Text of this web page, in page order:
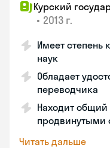
Курский
• 2013 г.
Имеет степень
наук
Обладает
переводчика
Находит
продвинутыми
Читать дальше